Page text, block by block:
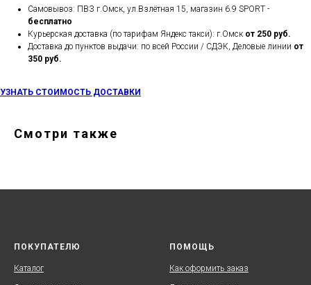
Самовывоз: ПВЗ г.Омск, ул.Взлётная 15, магазин 6.9 SPORT -
бесплатно
Курьерская доставка (по тарифам Яндекс такси): г.Омск от 250 руб.
Доставка до пунктов выдачи: по всей России / СДЭК, Деловые линии от
350 руб.
УЗНАТЬ СТОИМОСТЬ ДОСТАВКИ
Смотри также
ПОКУПАТЕЛЮ
Каталог
ПОМОЩЬ
Как оформить заказ